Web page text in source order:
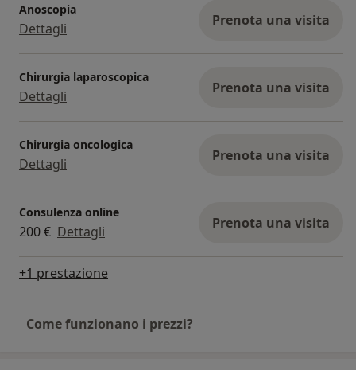
Anoscopia
Dettagli Prenota una visita
Chirurgia laparoscopica
Dettagli Prenota una visita
Chirurgia oncologica
Dettagli Prenota una visita
Consulenza online
200 € Dettagli Prenota una visita
+1 prestazione
Come funzionano i prezzi?